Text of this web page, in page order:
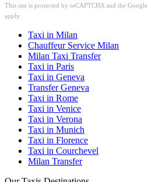
This site is protected by reCAPTCHA and the Google
apply.
Taxi in Milan
Chauffeur Service Milan
Milan Taxi Transfer
Taxi in Paris
Taxi in Geneva
Transfer Geneva
Taxi in Rome
Taxi in Venice
Taxi in Verona
Taxi in Munich
Taxi in Florence
Taxi in Courchevel
Milan Transfer